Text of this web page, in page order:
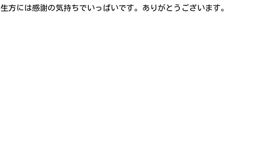
生方には感謝の気持ちでいっぱいです。ありがとうございます。